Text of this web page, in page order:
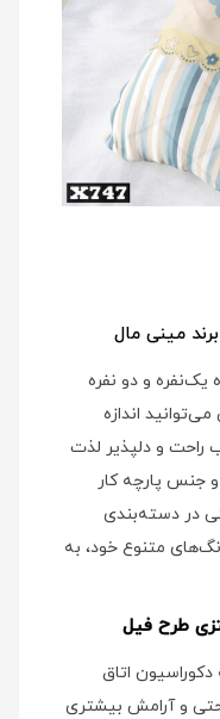
برند مینی مال
یک‌نفره و دو نفره
اندازه
راحت و دلپذیر لذت
و جنس پارچه کار
در دسته‌بندی
متنوع خود، به
طرح فیل
دکوراسیون اتاق
و آرامش بیشتری